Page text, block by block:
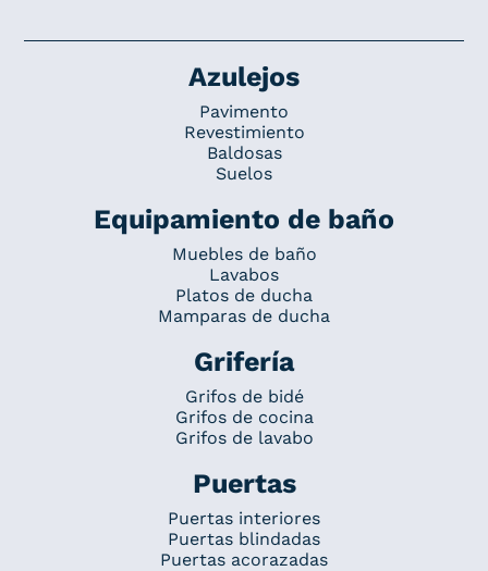
Azulejos
Pavimento
Revestimiento
Baldosas
Suelos
Equipamiento de baño
Muebles de baño
Lavabos
Platos de ducha
Mamparas de ducha
Grifería
Grifos de bidé
Grifos de cocina
Grifos de lavabo
Puertas
Puertas interiores
Puertas blindadas
Puertas acorazadas